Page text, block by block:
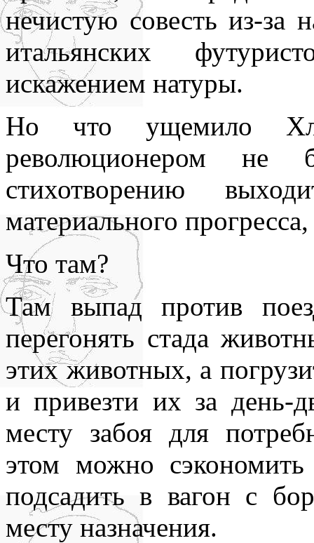
нечистую совесть из-за
итальянских
искажением натуры.
Но что ущемило
революционером
стихотворению
материального
Что там?
Там выпад против
перегонять стада
этих животных, а
и привезти их за день-
месту забоя для
этом можно
подсадить в вагон с
месту назначения.